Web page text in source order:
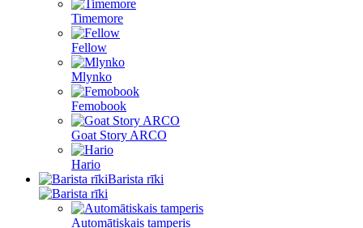
Timemore
Fellow
Mlynko
Femobook
Goat Story ARCO
Hario
Barista rīki
Automātiskais tamperis